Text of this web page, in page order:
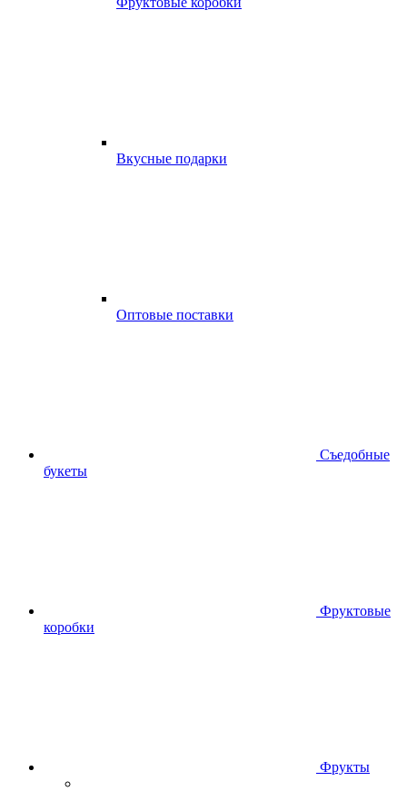
Вкусные подарки
Оптовые поставки
Съедобные
букеты
Фруктовые
коробки
Фрукты